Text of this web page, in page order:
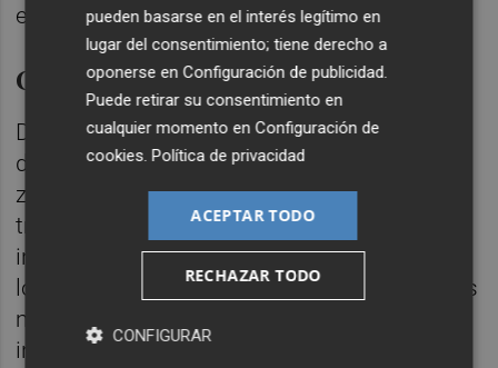
eficacia.
Control en el interior
De forma paralela, el servicio continúa
desarrollando actuaciones de control en las
zonas prelitorales y ha iniciado ya los
trabajos programados en los municipios del
interior de la provincia. También prosiguen
los tratamientos en las zonas urbanas de los
municipios de menos de
incluidos en el servicio provincial.
pueden basarse en el interés legítimo en
lugar del consentimiento; tiene derecho a
oponerse enConfiguración de publicidad.
Puede retirar su consentimiento en
cualquier momento enConfiguración de
cookies.Política de privacidad
ACEPTAR TODO
RECHAZAR TODO
CONFIGURAR